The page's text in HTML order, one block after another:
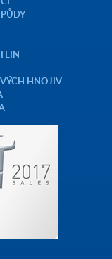
HNOJIV